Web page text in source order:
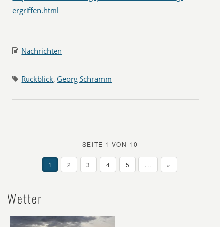
ergriffen.html
Nachrichten
Rückblick, Georg Schramm
SEITE 1 VON 10
1 2 3 4 5 ... »
Wetter